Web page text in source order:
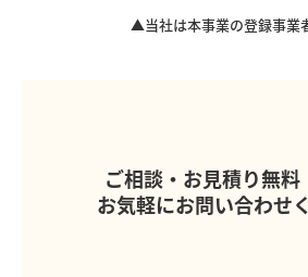
▲当社は本事業の登録事業
ご相談・お見積り無料
お気軽にお問い合わせ